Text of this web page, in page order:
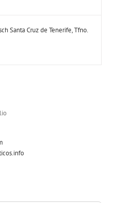
Santa Cruz de Tenerife, Tfno.